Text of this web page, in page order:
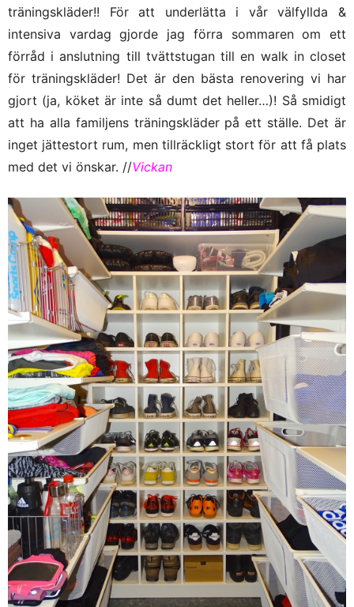
träningskläder!! För att underlätta i vår välfyllda &
intensiva vardag gjorde jag förra sommaren om ett
förråd i anslutning till tvättstugan till en walk in closet
för träningskläder! Det är den bästa renovering vi har
gjort (ja, köket är inte så dumt det heller…)! Så smidigt
att ha alla familjens träningskläder på ett ställe. Det är
inget jättestort rum, men tillräckligt stort för att få plats
med det vi önskar. //Vickan